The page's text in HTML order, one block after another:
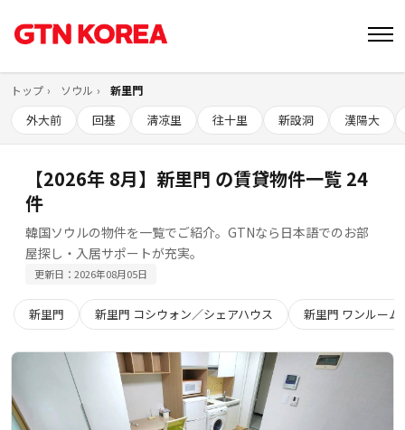
トップ ソウル 新里門
外大前 回基 淸凉里 往十里 新設洞 漢陽大
【2026年 8月】新里門 の賃貸物件一覧 24
件
韓国ソウルの物件を一覧でご紹介。GTNなら日本語でのお部
屋探し・入居サポートが充実。
更新日：2026年08月05日
新里門 新里門 コシウォン／シェアハウス 新里門 ワンルーム